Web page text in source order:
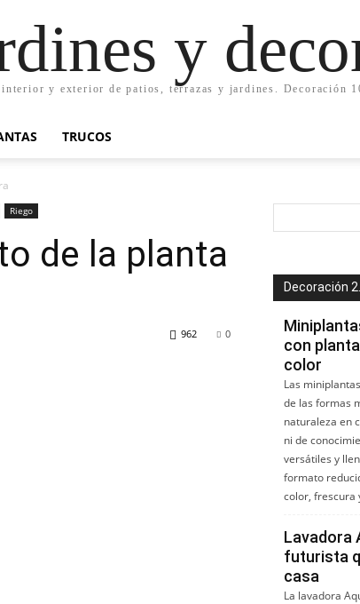
y
y exterior de patios, terrazas y jardines. Decoración
TRUCOS
Riego
de la planta
0
962
Decoración
con
color
Las
de las formas
naturaleza en
ni de
versátiles y
formato
color, frescura
Lavadora
futurista
casa
La lavadora